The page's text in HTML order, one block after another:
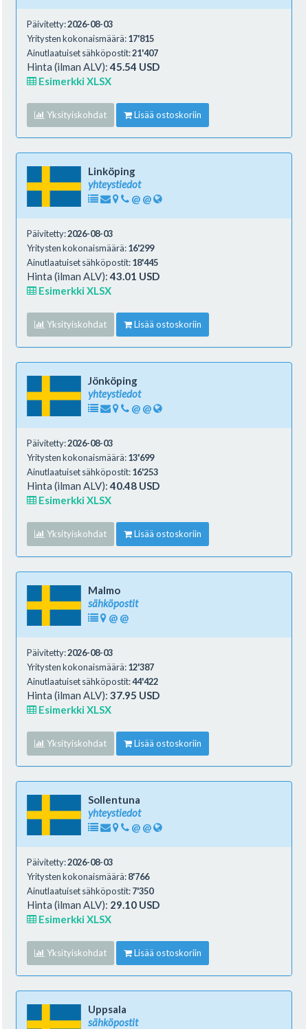
Päivitetty:2026-08-03
Yritysten kokonaismäärä:17'815
Ainutlaatuiset sähköpostit:21'407
Hinta (ilman ALV):45.54 USD
Esimerkki XLSX
Yksityiskohdat Lisää ostoskoriin
Linköping
yhteystiedot
@ @
Päivitetty:2026-08-03
Yritysten kokonaismäärä:16'299
Ainutlaatuiset sähköpostit:18'445
Hinta (ilman ALV):43.01 USD
Esimerkki XLSX
Yksityiskohdat Lisää ostoskoriin
Jönköping
yhteystiedot
@ @
Päivitetty:2026-08-03
Yritysten kokonaismäärä:13'699
Ainutlaatuiset sähköpostit:16'253
Hinta (ilman ALV):40.48 USD
Esimerkki XLSX
Yksityiskohdat Lisää ostoskoriin
Malmo
sähköpostit
@ @
Päivitetty:2026-08-03
Yritysten kokonaismäärä:12'387
Ainutlaatuiset sähköpostit:44'422
Hinta (ilman ALV): 37.95 USD
Esimerkki XLSX
Yksityiskohdat Lisää ostoskoriin
Sollentuna
yhteystiedot
@ @
Päivitetty:2026-08-03
Yritysten kokonaismäärä:8'766
Ainutlaatuiset sähköpostit:7'350
Hinta (ilman ALV): 29.10 USD
Esimerkki XLSX
Yksityiskohdat Lisää ostoskoriin
Uppsala
sähköpostit